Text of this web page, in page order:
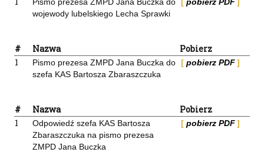
wojewody lubelskiego Lecha Sprawki
# Nazwa
Pobierz
1
Pismo prezesa ZMPD Jana Buczka do
szefa KAS Bartosza Zbaraszczuka
pobierz PDF
# Nazwa
Pobierz
1
Odpowiedź szefa KAS Bartosza
Zbaraszczuka na pismo prezesa
ZMPD Jana Buczka
pobierz PDF